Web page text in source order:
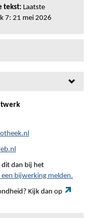
tekst: Laatste
7: 21 mei 2026
dit dan bij het
een bijwerking melden.
Kijk dan op